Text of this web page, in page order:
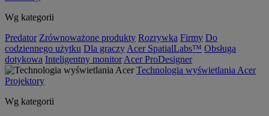
Wg kategorii
Predator Zrównoważone produkty Rozrywka Firmy Do
codziennego użytku Dla graczy Acer SpatialLabs™ Obsługa
dotykowa Inteligentny monitor Acer ProDesigner
Technologia wyświetlania Acer
Projektory
Wg kategorii